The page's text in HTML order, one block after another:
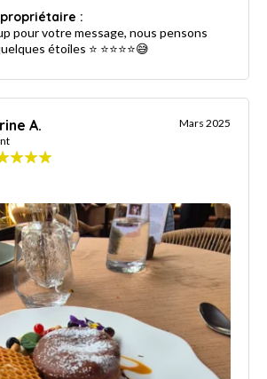
:
pour votre message, nous pensons
étoiles ⭐️ ⭐️⭐️⭐️⭐️😅
A. Mars 2025